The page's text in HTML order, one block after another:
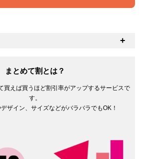
透け具合があるかと思います。オン
まとめて割とは？
買えば買うほど割引率がアップするサービスで
す。
ザイン、サイズなどがバラバラでもOK！